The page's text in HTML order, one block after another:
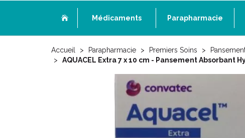
Médicaments Parapharmacie
Accueil Parapharmacie Premiers Soins
AQUACEL Extra 7 x 10 cm - Pansement